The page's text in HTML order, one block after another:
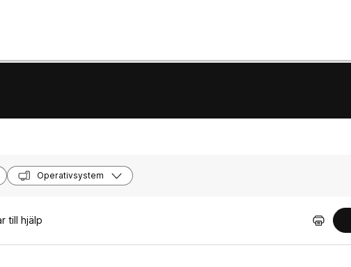
Operativsystem
till hjälp